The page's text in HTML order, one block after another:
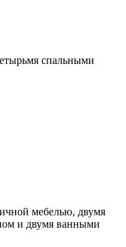
спальными
мебелью, двумя
и двумя ванными